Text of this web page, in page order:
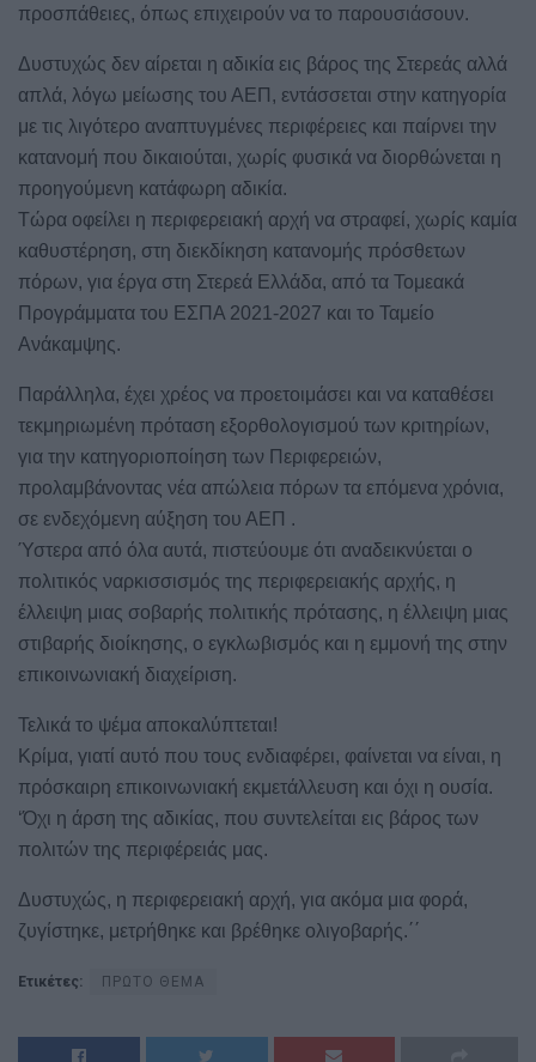
προσπάθειες, όπως επιχειρούν να το παρουσιάσουν.
Δυστυχώς δεν αίρεται η αδικία εις βάρος της Στερεάς αλλά
απλά, λόγω μείωσης του ΑΕΠ, εντάσσεται στην κατηγορία
με τις λιγότερο αναπτυγμένες περιφέρειες και παίρνει την
κατανομή που δικαιούται, χωρίς φυσικά να διορθώνεται η
προηγούμενη κατάφωρη αδικία.
Τώρα οφείλει η περιφερειακή αρχή να στραφεί, χωρίς καμία
καθυστέρηση, στη διεκδίκηση κατανομής πρόσθετων
πόρων, για έργα στη Στερεά Ελλάδα, από τα Τομεακά
Προγράμματα του ΕΣΠΑ 2021-2027 και το Ταμείο
Ανάκαμψης.
Παράλληλα, έχει χρέος να προετοιμάσει και να καταθέσει
τεκμηριωμένη πρόταση εξορθολογισμού των κριτηρίων,
για την κατηγοριοποίηση των Περιφερειών,
προλαμβάνοντας νέα απώλεια πόρων τα επόμενα χρόνια,
σε ενδεχόμενη αύξηση του ΑΕΠ .
Ύστερα από όλα αυτά, πιστεύουμε ότι αναδεικνύεται ο
πολιτικός ναρκισσισμός της περιφερειακής αρχής, η
έλλειψη μιας σοβαρής πολιτικής πρότασης, η έλλειψη μιας
στιβαρής διοίκησης, ο εγκλωβισμός και η εμμονή της στην
επικοινωνιακή διαχείριση.
Τελικά το ψέμα αποκαλύπτεται!
Κρίμα, γιατί αυτό που τους ενδιαφέρει, φαίνεται να είναι, η
πρόσκαιρη επικοινωνιακή εκμετάλλευση και όχι η ουσία.
‘Όχι η άρση της αδικίας, που συντελείται εις βάρος των
πολιτών της περιφέρειάς μας.
Δυστυχώς, η περιφερειακή αρχή, για ακόμα μια φορά,
ζυγίστηκε, μετρήθηκε και βρέθηκε ολιγοβαρής.΄΄
Ετικέτες: ΠΡΩΤΟ ΘΕΜΑ